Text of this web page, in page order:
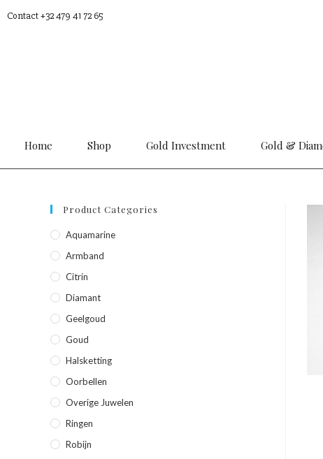
Contact +32 479 41 72 65
Home Shop Gold Investment Gold &
Product Categories
Aquamarine
Armband
Citrin
Diamant
Geelgoud
Goud
Halsketting
Oorbellen
Overige Juwelen
Ringen
Robijn